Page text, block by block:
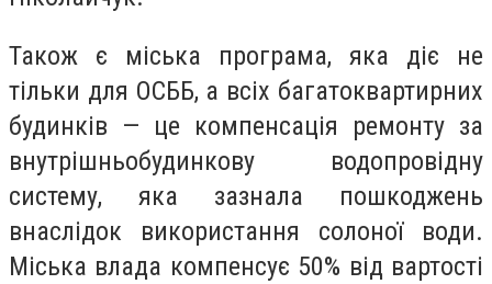
Також є міська програма, яка діє не
тільки для ОСББ, а всіх багатоквартирних
будинків — це компенсація ремонту за
внутрішньобудинкову водопровідну
систему, яка зазнала пошкоджень
внаслідок використання солоної води.
Міська влада компенсує 50% від вартості